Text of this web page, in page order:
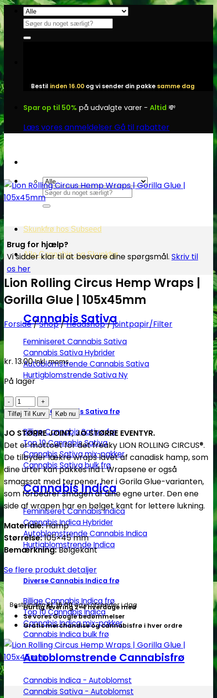
Fortsæt
indhold
Søg
efter:
Bestil inden 16.00 og vi sender din pakke samme dag
Spar op til 50% på udvalgte varer - Altid 💸
Læs vores anmeldelserGå til rabatter
Søg
efter:
Skunkfrø hos Subseed
Alle Cannabis -og Skunkfrø
Cannabis Sativa
Feminiseret Cannabis Sativa
Cannabis Sativa Hybrider
Autoblomstrende Cannabis Sativa
Hurtigblomstrende Sativa
Diverse Cannabis Sativa frø
Billige Cannabis Sativa frø
Top 10 Cannabis Sativa
Cannabis Sativa mix-pakker
Cannabis Sativa bulk frø
Cannabis Indica
Feminiseret Cannabis Indica
Cannabis Indica Hybrider
Autoblomstrende Cannabis Indica
Hurtigblomstrende Indica
Diverse Cannabis Indica frø
Billige Cannabis Indica frø
Top 10 Cannabis Indica
Cannabis Indica mix-pakker
Cannabis Indica bulk frø
Autoblomstrende Cannabisfrø
Cannabis Indica - Autoblomst
Cannabis Sativa - Autoblomst
Brug for hjælp?
Vi sidder klar til at besvare dine spørgsmål. Skriv til
os her
Lion Rolling Circus Hemp Wraps |
Gorilla Glue | 105x45mm
Forside/Shop/Headshop/jointpapir/Filter
kr. 13.00 Inkl. moms
På lager
Lion
Rolling
Hemp
Wraps
|
Gorilla
Glue
|
105x45mm
antal
Tilføj Til Kurv Køb nu
JO STØRRE JOINT, JO STØRRE EVENTYR.
Det er mottoet for det freaky LION ROLLING CIRCUS®.
De tilbyder lækre wraps lavet af canadisk hamp, som
dine urter kan pakkes ind i. Wrapsene er også
smagssat med terpener, her i Gorila Glue-varianten,
som forbedrer smagen af dine egne urter. Den ene
side af wrapen har en bølget kant for lettere lukning.
Materiale:Hamp
Størrelse:105×45 mm
Bemærkning:Bølgekant
Se flere produkt detaljer
Bestil indenkl. 16.00og vi afsender i dag
Hurtig levering 2-4 hverdage med
Se vores Google bedømmelser
Gratis merchandise og cannabisfrø i hver ordre